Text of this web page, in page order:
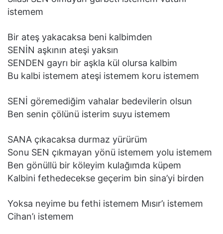
istemem
Bir ateş yakacaksa beni kalbimden
SENİN aşkının ateşi yaksın
SENDEN gayrı bir aşkla kül olursa kalbim
Bu kalbi istemem ateşi istemem koru istemem
SENİ göremediğim vahalar bedevilerin olsun
Ben senin çölünü isterim suyu istemem
SANA çıkacaksa durmaz yürürüm
Sonu SEN çıkmayan yönü istemem yolu istemem
Ben gönüllü bir köleyim kulağımda küpem
Kalbini fethedecekse geçerim bin sina’yi birden
Yoksa neyime bu fethi istemem Mısır’ı istemem
Cihan’ı istemem